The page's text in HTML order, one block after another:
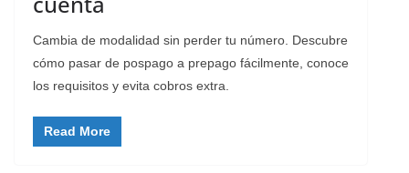
Cambia de modalidad sin perder tu número. Descubre
cómo pasar de pospago a prepago fácilmente, conoce
los requisitos y evita cobros extra.
Read More